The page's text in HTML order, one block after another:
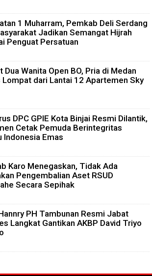
1 Muharram, Pemkab Deli Serdang
Jadikan Semangat Hijrah
Penguat Persatuan
Dua Wanita Open BO, Pria di Medan
Lompat dari Lantai 12 Apartemen Sky
DPC GPIE Kota Binjai Resmi Dilantik,
Cetak Pemuda Berintegritas
Indonesia Emas
Karo Menegaskan, Tidak Ada
Pengembalian Aset RSUD
Secara Sepihak
PH Tambunan Resmi Jabat
Langkat Gantikan AKBP David Triyo